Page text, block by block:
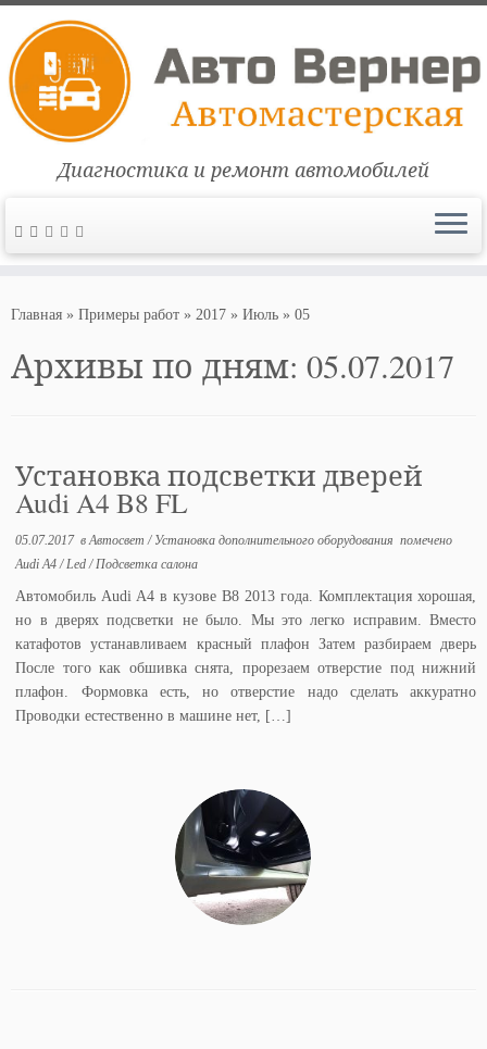
Диагностика и ремонт автомобилей
Главная » Примеры работ » 2017 » Июль » 05
Архивы по дням: 05.07.2017
Установка подсветки дверей
Audi A4 B8 FL
05.07.2017вАвтосвет/ Установка дополнительного оборудования помечено
Audi A4/ Led/ Подсветка салона
Автомобиль Audi A4 в кузове B8 2013 года. Комплектация хорошая,
но в дверях подсветки не было. Мы это легко исправим. Вместо
катафотов устанавливаем красный плафон Затем разбираем дверь
После того как обшивка снята, прорезаем отверстие под нижний
плафон. Формовка есть, но отверстие надо сделать аккуратно
Проводки естественно в машине нет, […]